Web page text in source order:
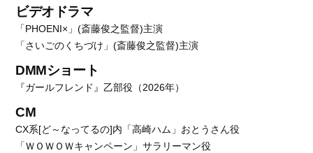
ビデオドラマ
「PHOENI×」(斎藤俊之監督)主演
「さいごのくちづけ」(斎藤俊之監督)主演
DMMショート
『ガールフレンド』乙部役（2026年）
CM
CX系[ど～なってるの]内「高崎ハム」おとうさん役
「ＷＯＷＯＷキャンペーン」サラリーマン役